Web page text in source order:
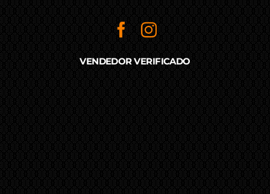
VENDEDOR VERIFICADO